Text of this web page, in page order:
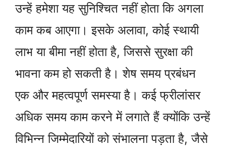
उन्हें हमेशा यह सुनिश्चित नहीं होता कि अगला
काम कब आएगा। इसके अलावा, कोई स्थायी
लाभ या बीमा नहीं होता है, जिससे सुरक्षा की
भावना कम हो सकती है। शेष समय प्रबंधन
एक और महत्वपूर्ण समस्या है। कई फ्रीलांसर
अधिक समय काम करने में लगाते हैं क्योंकि उन्हें
विभिन्न जिम्मेदारियों को संभालना पड़ता है, जैसे